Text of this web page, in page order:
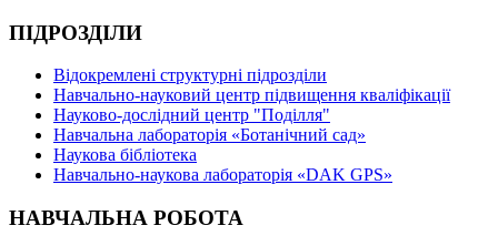
ПІДРОЗДІЛИ
Відокремлені структурні підрозділи
Навчально-науковий центр підвищення кваліфікації
Науково-дослідний центр "Поділля"
Навчальна лабораторія «Ботанічний сад»
Наукова бібліотека
Навчально-наукова лабораторія «DAK GPS»
НАВЧАЛЬНА РОБОТА